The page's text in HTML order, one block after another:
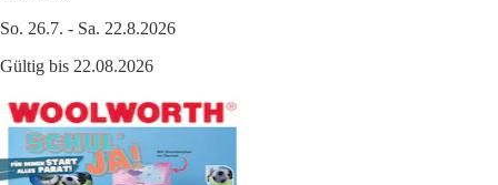
So. 26.7. - Sa. 22.8.2026
Gültig bis 22.08.2026